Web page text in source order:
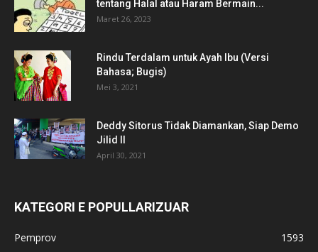
tentang Halal atau Haram Bermain...
Maret 26, 2023
Rindu Terdalam untuk Ayah Ibu (Versi
Bahasa; Bugis)
Mei 3, 2021
Deddy Sitorus Tidak Diamankan, Siap Demo
Jilid II
April 30, 2021
KATEGORI E POPULLARIZUAR
Pemprov 1593